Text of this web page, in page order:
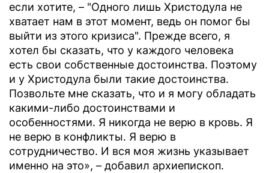
если хотите, – "Одного лишь Христодула не
хватает нам в этот момент, ведь он помог бы
выйти из этого кризиса". Прежде всего, я
хотел бы сказать, что у каждого человека
есть свои собственные достоинства. Поэтому
и у Христодула были такие достоинства.
Позвольте мне сказать, что и я могу обладать
какими-либо достоинствами и
особенностями. Я никогда не верю в кровь. Я
не верю в конфликты. Я верю в
сотрудничество. И вся моя жизнь указывает
именно на это», – добавил архиепископ.